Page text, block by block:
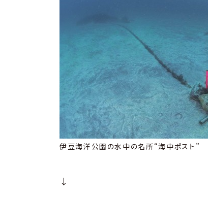
伊豆海洋公園の水中の名所“海中ポスト”
↓